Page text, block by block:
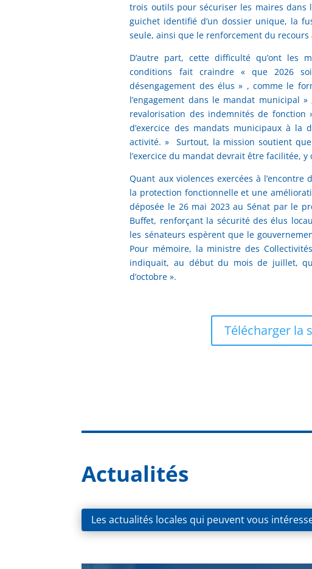
trois outils pour sécuriser les maires
guichet identifié d’un dossier unique, la
seule, ainsi que le renforcement du
D’autre part, cette difficulté qu’ont les
conditions fait craindre « que 2026
désengagement des élus » , comme le
l’engagement dans le mandat municipal
revalorisation des indemnités de
d’exercice des mandats municipaux à
activité. » Surtout, la mission soutient
l’exercice du mandat devrait être facilitée,
Quant aux violences exercées à
la protection fonctionnelle et une
déposée le 26 mai 2023 au Sénat par le
Buffet, renforçant la sécurité des élus
les sénateurs espèrent que le
Pour mémoire, la ministre des
indiquait, au début du mois de juillet,
d’octobre ».
Télécharger la
Actualités
Les actualités locales qui peuvent vous